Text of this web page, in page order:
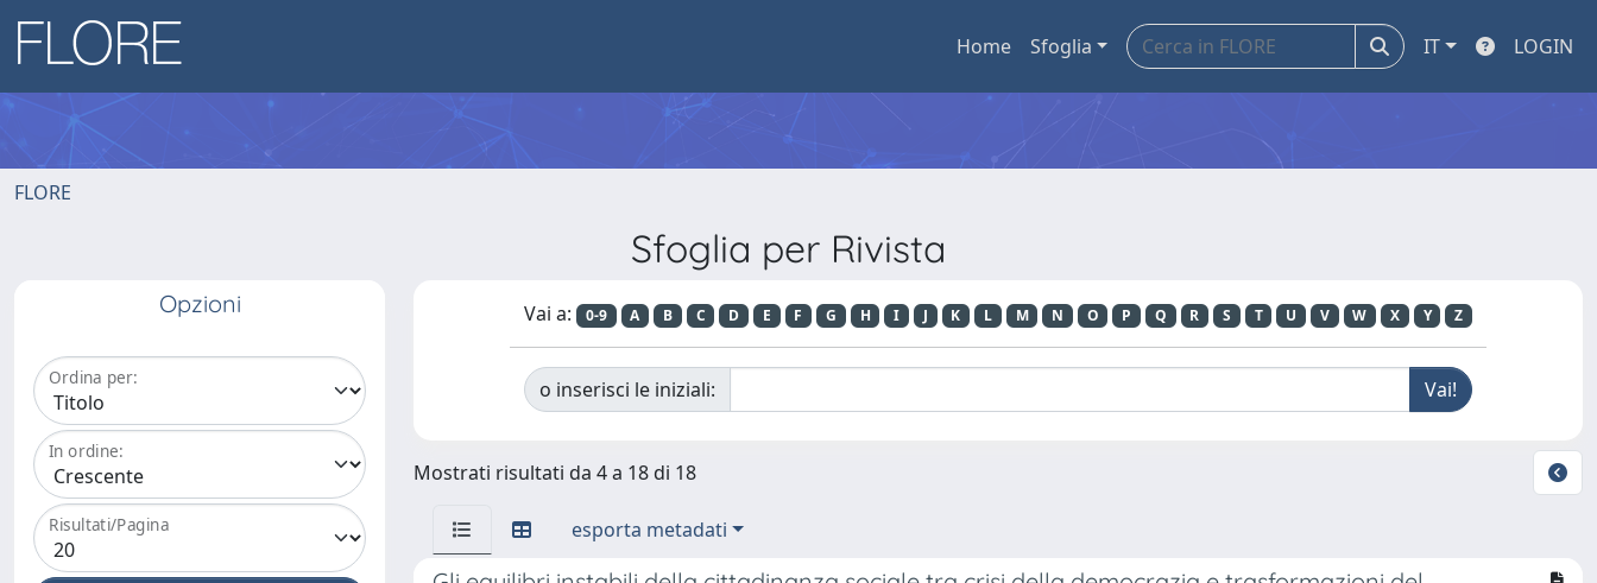
Home Sfoglia IT LOGIN
FLORE
Sfoglia per Rivista
Opzioni
Ordina per:
In ordine:
Risultati/Pagina
Vai a: 0-9 A B C D E F G H I J K L M N O P Q R S T U V W X Y Z
o inserisci le iniziali:
Mostrati risultati da 4 a 18 di 18
esporta metadati